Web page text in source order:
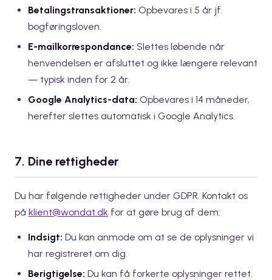
Betalingstransaktioner: Opbevares i 5 år jf.
bogføringsloven.
E-mailkorrespondance: Slettes løbende når
henvendelsen er afsluttet og ikke længere relevant
— typisk inden for 2 år.
Google Analytics-data: Opbevares i 14 måneder,
herefter slettes automatisk i Google Analytics.
7. Dine rettigheder
Du har følgende rettigheder under GDPR. Kontakt os
på klient@wondat.dk for at gøre brug af dem:
Indsigt: Du kan anmode om at se de oplysninger vi
har registreret om dig.
Berigtigelse: Du kan få forkerte oplysninger rettet.